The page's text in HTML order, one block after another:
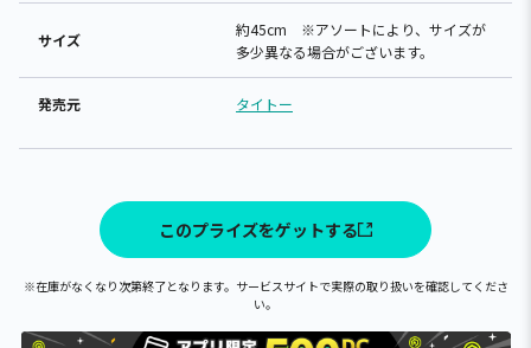
サイズ
約45cm ※アソートにより、サイズが
多少異なる場合がございます。
発売元 タイトー
このプライズをゲットする
※在庫がなくなり次第終了となります。サービスサイトで実際の取り扱いを確認してくださ
い。